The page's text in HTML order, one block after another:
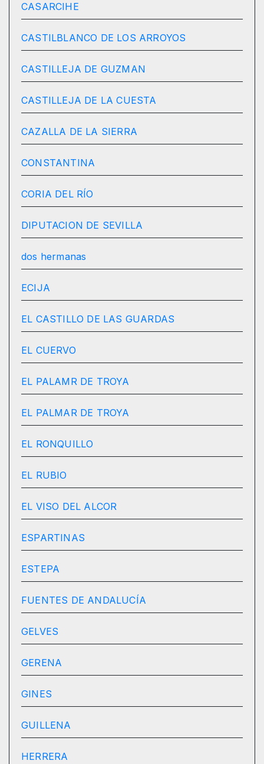
CASARCIHE
CASTILBLANCO DE LOS ARROYOS
CASTILLEJA DE GUZMAN
CASTILLEJA DE LA CUESTA
CAZALLA DE LA SIERRA
CONSTANTINA
CORIA DEL RÍO
DIPUTACION DE SEVILLA
dos hermanas
ECIJA
EL CASTILLO DE LAS GUARDAS
EL CUERVO
EL PALAMR DE TROYA
EL PALMAR DE TROYA
EL RONQUILLO
EL RUBIO
EL VISO DEL ALCOR
ESPARTINAS
ESTEPA
FUENTES DE ANDALUCÍA
GELVES
GERENA
GINES
GUILLENA
HERRERA